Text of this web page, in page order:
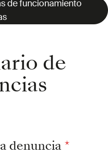
de funcionamiento
de
denuncia *